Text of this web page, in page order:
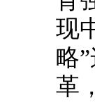
现
略
革